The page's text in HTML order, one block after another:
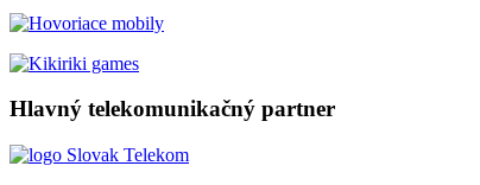
Hlavný telekomunikačný partner